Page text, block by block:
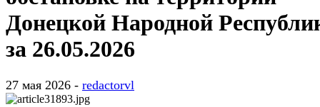
Донецкой Народной
за 26.05.2026
27 мая 2026 - redactorvl